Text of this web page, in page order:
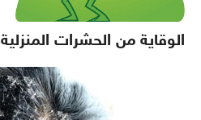
الوقاية من الحشرات المنزلية